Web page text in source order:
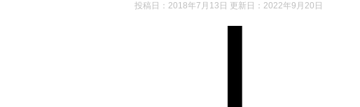
投稿日：2018年7月13日 更新日： 2022年9月20日